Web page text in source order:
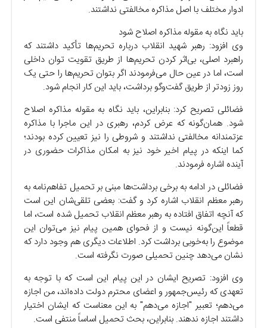
ادوار مختلف با اصل مذاکره مخالفتی نداشتند.
باید نگاه به مقوله مذاکره اصلاح شود
وی افزود: رهبر شهید انقلاب درباره تحریم‌ها تأکید داشتند که
راهبرد اصلی، بی‌اثر کردن تحریم‌ها از طریق تقویت توان داخلی
است، اما در عین حال می‌فرمودند اگر بتوان تحریم‌ها را حتی یک
روز زودتر از طریق گفت‌وگو برداشت، باید این کار انجام شود.
فضائلی تصریح کرد: بنابراین، باید نگاه به مقوله مذاکره اصلاح
شود. همان‌گونه که عرض کردم، رهبری در این ماجرا با مذاکره
عزتمندانه مخالفتی نداشتند و شروطی را نیز تعیین کرده بودند؛
کما اینکه در پیام اخیر خود نیز به امکان مذاکرات حضوری در
آینده اشاره فرمودند.
فضائلی در ادامه به برخی برداشت‌ها مبنی بر تحمیل تفاهم‌نامه به
رهبر معظم انقلاب اشاره کرد و گفت: بعضی تلقی‌شان این است
که آنچه اتفاق افتاده به رهبر معظم انقلاب تحمیل شده است، اما
قطعاً این‌گونه نیست و از فحوای همین پیام نیز می‌توان این
موضوع را به‌خوبی برداشت کرد. اطلاعات دیگری هم وجود دارد که
نشان می‌دهد چنین تحمیلی صورت نگرفته است.
وی افزود: تصریح ایشان در این پیام این است که با توجه به
تعهدی که رئیس‌جمهور و اعضای محترم دولت داده‌اند، من اجازه
می‌دهم؛ تعبیر "اجازه می‌دهم" به این معناست که ایشان اختیار
داشتند اجازه ندهند. بنابراین، بحث تحمیل اساساً منتفی است.